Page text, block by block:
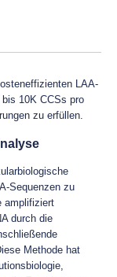
LAA-
10K CCSs pro
zu erfüllen.
Sequenzen zu
amplifiziert
durch die
Methode hat